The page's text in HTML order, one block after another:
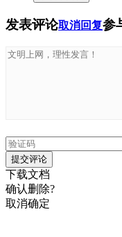
发表评论取消回复参
提交评论
下载文档
确认删除?
取消确定